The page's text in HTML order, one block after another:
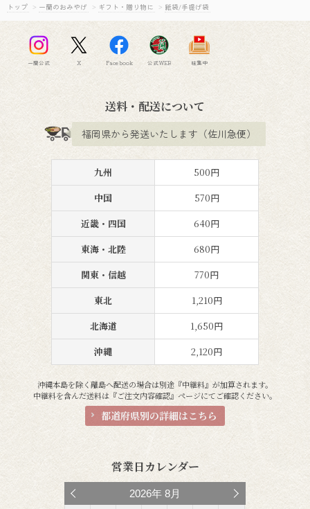
トップ > 一蘭のおみやげ > ギフト・贈り物に > 紙袋/手提げ袋
一蘭公式 X Facebook 公式WEB 味集中
送料・配送について
福岡県から発送いたします（佐川急便）
九州
中国
近畿・四国
東海・北陸
関東・信越
東北
北海道
沖縄
500円
570円
640円
680円
770円
1,210円
1,650円
2,120円
沖縄本島を除く離島へ配送の場合は別途『中継料』が加算されます。
中継料を含んだ送料は『ご注文内容確認』ページにてご確認ください。
都道府県別の詳細はこちら
営業日カレンダー
2026年 8月